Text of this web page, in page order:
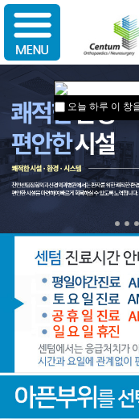
오늘 하루 이 창